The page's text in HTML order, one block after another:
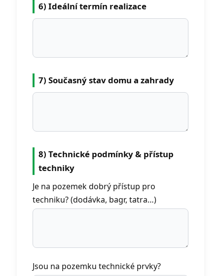
6) Ideální termín realizace
7) Současný stav domu a zahrady
8) Technické podmínky & přístup
techniky
Je na pozemek dobrý přístup pro
techniku? (dodávka, bagr, tatra…)
Jsou na pozemku technické prvky?